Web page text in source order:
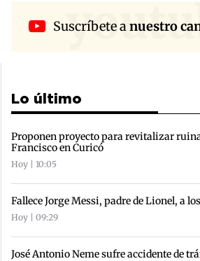
Suscríbete anuestro
Lo último
Proponen proyecto para revitalizar
Francisco en Curicó
Hoy | 10:05
Fallece Jorge Messi, padre de Lionel, a
Hoy | 09:29
José Antonio Neme sufre accidente de